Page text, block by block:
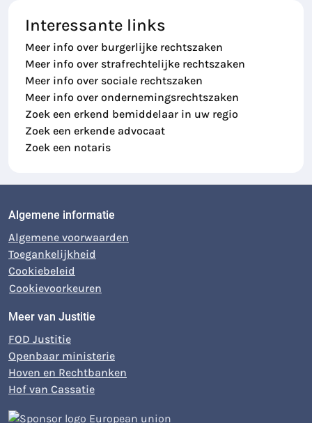
Interessante links
Meer info over burgerlijke rechtszaken
Meer info over strafrechtelijke rechtszaken
Meer info over sociale rechtszaken
Meer info over ondernemingsrechtszaken
Zoek een erkend bemiddelaar in uw regio
Zoek een erkende advocaat
Zoek een notaris
Algemene informatie
Algemene voorwaarden
Toegankelijkheid
Cookiebeleid
Cookievoorkeuren
Meer van Justitie
FOD Justitie
Openbaar ministerie
Hoven en Rechtbanken
Hof van Cassatie